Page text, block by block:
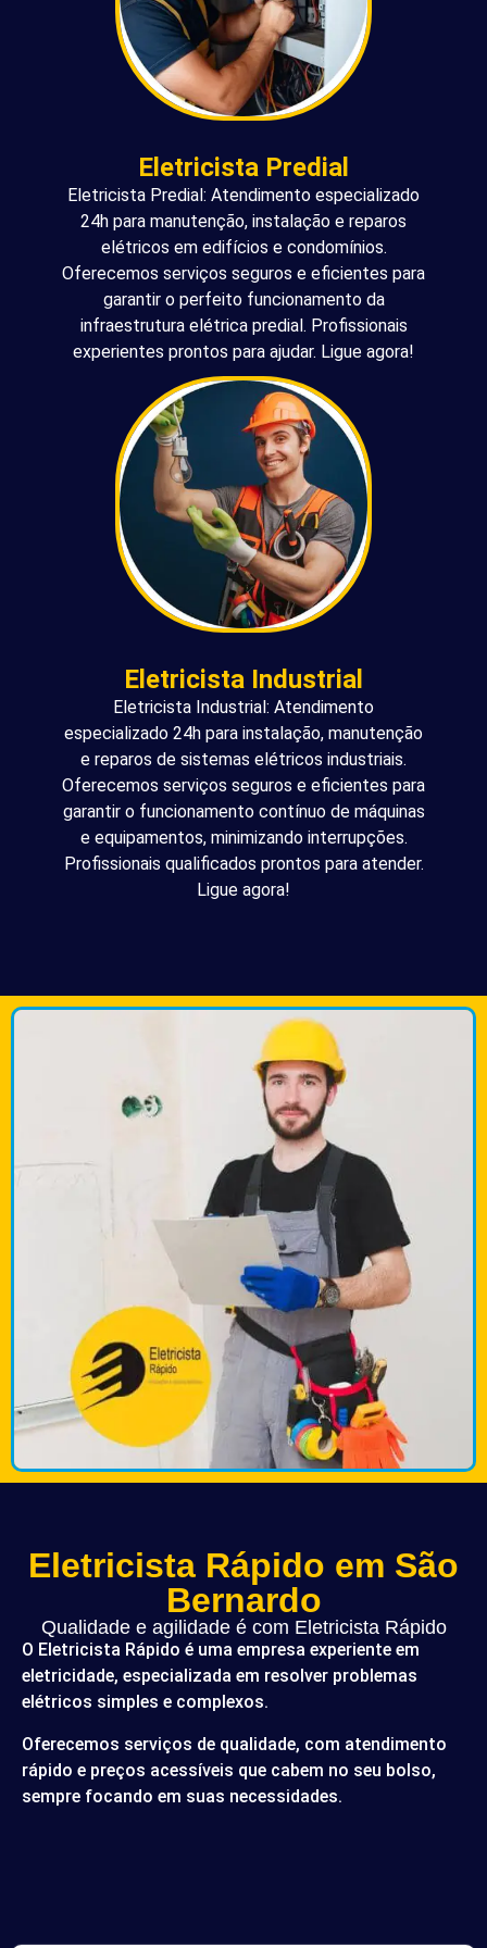
Eletricista Predial
Eletricista Predial: Atendimento especializado
24h para manutenção, instalação e reparos
elétricos em edifícios e condomínios.
Oferecemos serviços seguros e eficientes para
garantir o perfeito funcionamento da
infraestrutura elétrica predial. Profissionais
experientes prontos para ajudar. Ligue agora!
Eletricista Industrial
Eletricista Industrial: Atendimento
especializado 24h para instalação, manutenção
e reparos de sistemas elétricos industriais.
Oferecemos serviços seguros e eficientes para
garantir o funcionamento contínuo de máquinas
e equipamentos, minimizando interrupções.
Profissionais qualificados prontos para atender.
Ligue agora!
Eletricista Rápido em São
Bernardo
Qualidade e agilidade é com Eletricista Rápido
O Eletricista Rápido é uma empresa experiente em
eletricidade, especializada em resolver problemas
elétricos simples e complexos.
Oferecemos serviços de qualidade, com atendimento
rápido e preços acessíveis que cabem no seu bolso,
sempre focando em suas necessidades.